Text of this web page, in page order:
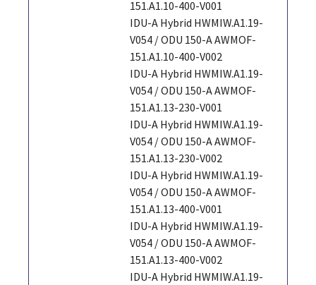
151.A1.10-400-V001
IDU-A Hybrid HWMIW.A1.19-
V054 / ODU 150-A AWMOF-
151.A1.10-400-V002
IDU-A Hybrid HWMIW.A1.19-
V054 / ODU 150-A AWMOF-
151.A1.13-230-V001
IDU-A Hybrid HWMIW.A1.19-
V054 / ODU 150-A AWMOF-
151.A1.13-230-V002
IDU-A Hybrid HWMIW.A1.19-
V054 / ODU 150-A AWMOF-
151.A1.13-400-V001
IDU-A Hybrid HWMIW.A1.19-
V054 / ODU 150-A AWMOF-
151.A1.13-400-V002
IDU-A Hybrid HWMIW.A1.19-